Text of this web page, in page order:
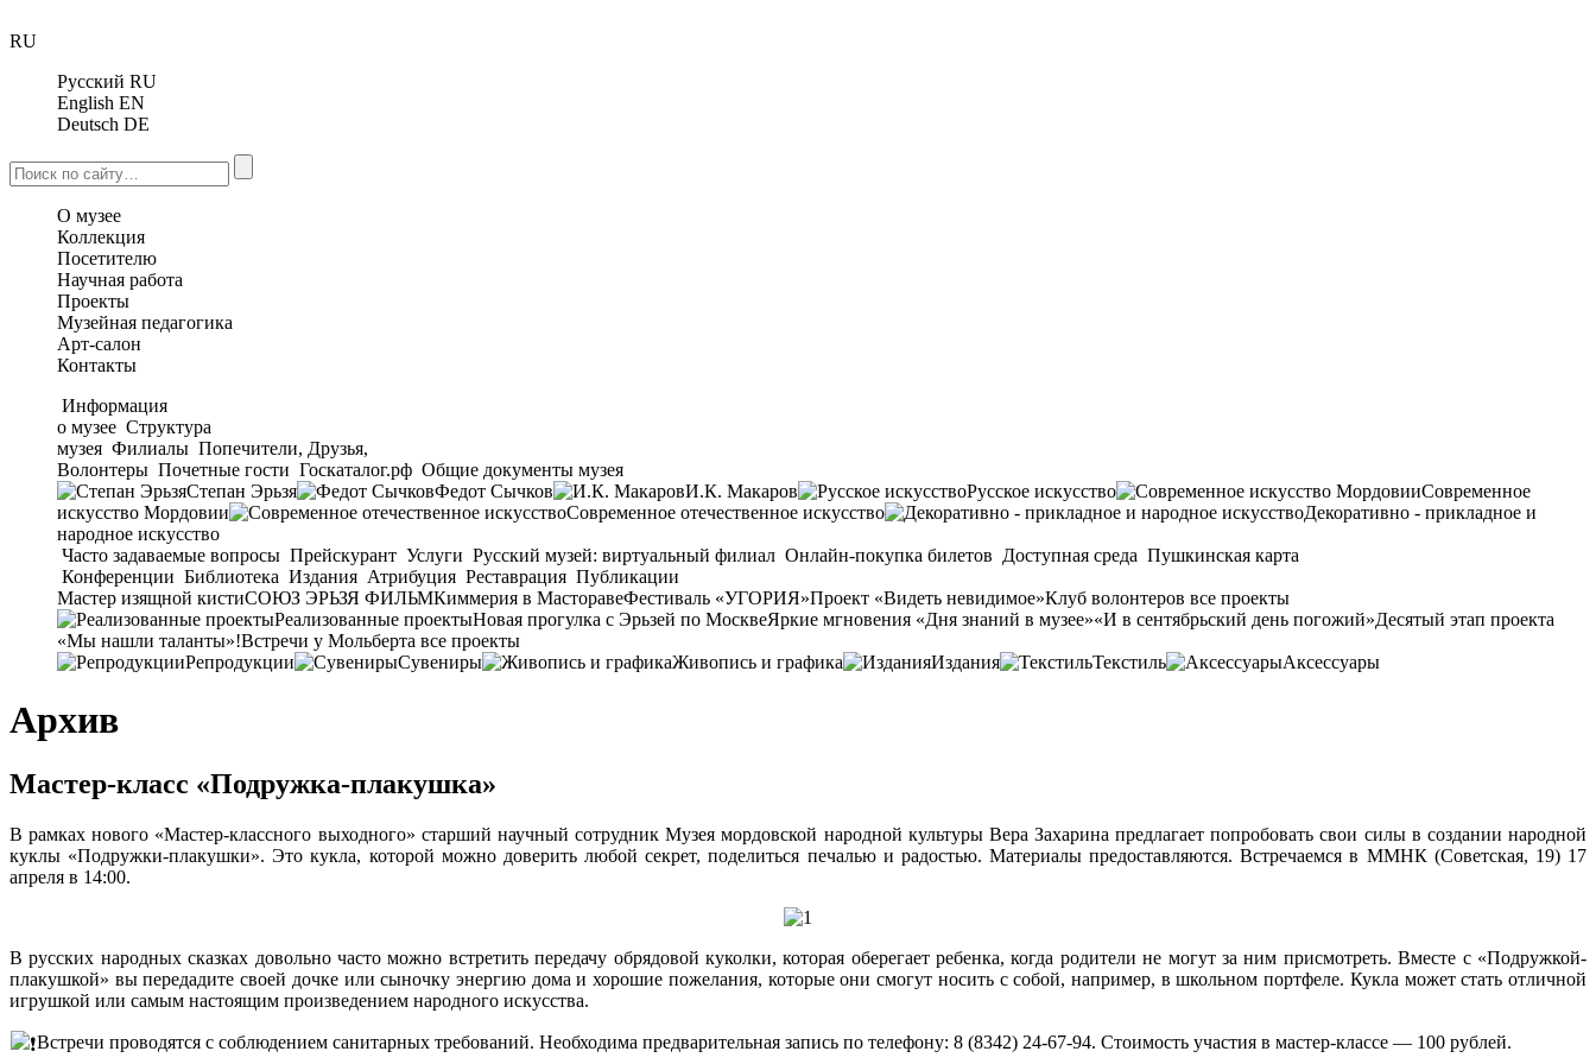
RU
Русский RU
English EN
Deutsch DE
О музее
Коллекция
Посетителю
Научная работа
Проекты
Музейная педагогика
Арт-салон
Контакты
Информация
о музее Структура
музея Филиалы Попечители, Друзья,
Волонтеры Почетные гости Госкаталог.рф Общие документы музея
Степан Эрьзя
Федот Сычков И.К. Макаров Русское искусство
Современное
искусство Мордовии
Современное отечественное искусство
Декоративно - прикладное и
народное искусство
Часто задаваемые вопросы Прейскурант Услуги Русский музей: виртуальный филиал Онлайн-покупка билетов Доступная среда Пушкинская карта
Конференции Библиотека Издания Атрибуция Реставрация Публикации
Мастер изящной кистиСОЮЗ ЭРЬЗЯ ФИЛЬМКиммерия в МасторавеФестиваль «УГОРИЯ»Проект «Видеть невидимое»Клуб волонтеров все проекты
Реализованные проектыНовая прогулка с Эрьзей по МосквеЯркие мгновения «Дня знаний в музее»«И в сентябрьский день погожий»Десятый этап проекта
«Мы нашли таланты»!Встречи у Мольберта все проекты
Репродукции
Сувениры Живопись и графика Издания Текстиль Аксессуары
Архив
Мастер-класс «Подружка-плакушка»
В рамках нового «Мастер-классного выходного» старший научный сотрудник Музея мордовской народной культуры Вера Захарина предлагает попробовать свои силы в создании народной
куклы «Подружки-плакушки». Это кукла, которой можно доверить любой секрет, поделиться печалью и радостью. Материалы предоставляются. Встречаемся в ММНК (Советская, 19) 17
апреля в 14:00.
В русских народных сказках довольно часто можно встретить передачу обрядовой куколки, которая оберегает ребенка, когда родители не могут за ним присмотреть. Вместе с «Подружкой-
плакушкой» вы передадите своей дочке или сыночку энергию дома и хорошие пожелания, которые они смогут носить с собой, например, в школьном портфеле. Кукла может стать отличной
игрушкой или самым настоящим произведением народного искусства.
Встречи проводятся с соблюдением санитарных требований. Необходима предварительная запись по телефону: 8 (8342) 24-67-94. Стоимость участия в мастер-классе — 100 рублей.